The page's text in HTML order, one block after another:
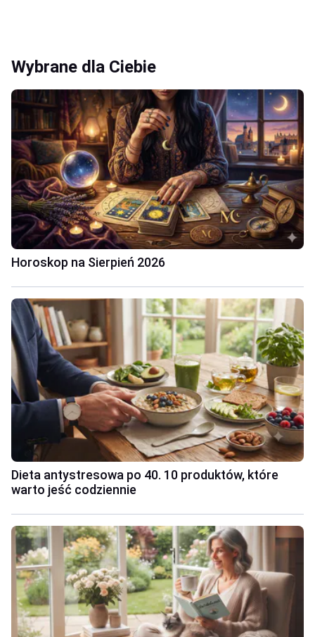
Wybrane dla Ciebie
Horoskop na Sierpień 2026
Dieta antystresowa po 40. 10 produktów, które
warto jeść codziennie